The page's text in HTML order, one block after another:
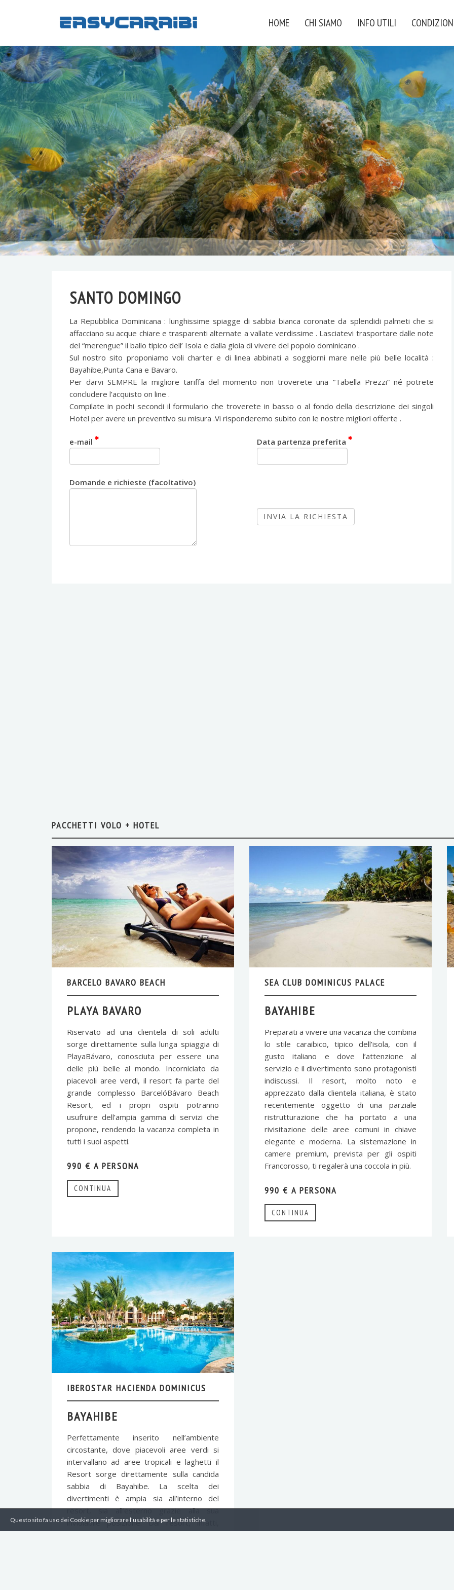
HOME CHI SIAMO INFO UTILI
SANTO DOMINGO
La Repubblica Dominicana : lunghissime spiagge di sabbia bianca coronate da splendidi palmeti che si
affacciano su acque chiare e trasparenti alternate a vallate verdissime . Lasciatevi trasportare dalle note
del “merengue” il ballo tipico dell’ Isola e dalla gioia di vivere del popolo dominicano .
Sul nostro sito proponiamo voli charter e di linea abbinati a soggiorni mare nelle più belle località :
Bayahibe,Punta Cana e Bavaro.
Per darvi SEMPRE la migliore tariffa del momento non troverete una “Tabella Prezzi” né potrete
concludere l’acquisto on line .
Compilate in pochi secondi il formulario che troverete in basso o al fondo della descrizione dei singoli
Hotel per avere un preventivo su misura .Vi risponderemo subito con le nostre migliori offerte .
e-mail Data partenza preferita
Domande e richieste (facoltativo)
PACCHETTI VOLO + HOTEL
BARCELO BAVARO BEACH
PLAYA BAVARO
Riservato ad una clientela di soli adulti
sorge direttamente sulla lunga spiaggia di
PlayaBávaro, conosciuta per essere una
delle più belle al mondo. Incorniciato da
piacevoli aree verdi, il resort fa parte del
grande complesso BarcelóBávaro Beach
Resort, ed i propri ospiti potranno
usufruire dell’ampia gamma di servizi che
propone, rendendo la vacanza completa in
tutti i suoi aspetti.
990 € A PERSONA
CONTINUA
SEA CLUB DOMINICUS PALACE
BAYAHIBE
Preparati a vivere una vacanza che combina
lo stile caraibico, tipico dell’isola, con il
gusto italiano e dove l’attenzione al
servizio e il divertimento sono protagonisti
indiscussi. Il resort, molto noto e
apprezzato dalla clientela italiana, è stato
recentemente oggetto di una parziale
ristrutturazione che ha portato a una
rivisitazione delle aree comuni in chiave
elegante e moderna. La sistemazione in
camere premium, prevista per gli ospiti
Francorosso, ti regalerà una coccola in più.
990 € A PERSONA
CONTINUA
IBEROSTAR HACIENDA DOMINICUS
BAYAHIBE
Perfettamente inserito nell’ambiente
circostante, dove piacevoli aree verdi si
intervallano ad aree tropicali e laghetti il
Resort sorge direttamente sulla candida
sabbia di Bayahibe. La scelta dei
divertimenti è ampia sia all’interno del
resort, sia all’esterno grazie alla sua
invidiabile posizione. Dal resort, infatti,
Questo sito fa uso dei Cookie per migliorare l'usabilità e per le statistiche.